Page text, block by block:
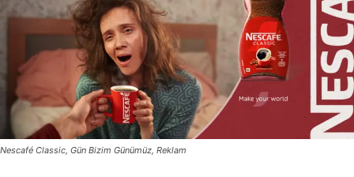
Nescafé Classic, Gün Bizim Günümüz, Reklam